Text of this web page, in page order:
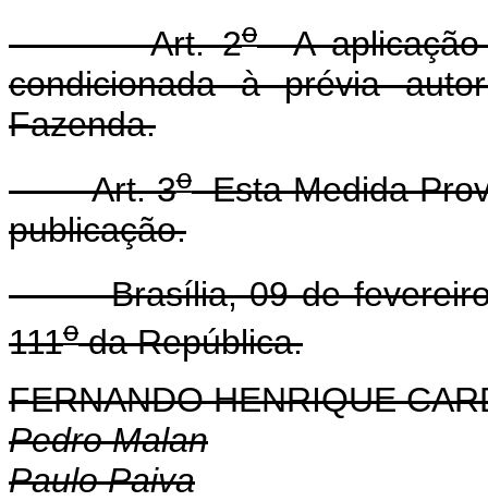
Art. 2oA aplicação
condicionada à prévia
Fazenda.
Art. 3oEsta Medida
publicação.
Brasília, 09 de fevereiro
111oda República.
FERNANDO HENRIQUE
Pedro Malan
Paulo Paiva